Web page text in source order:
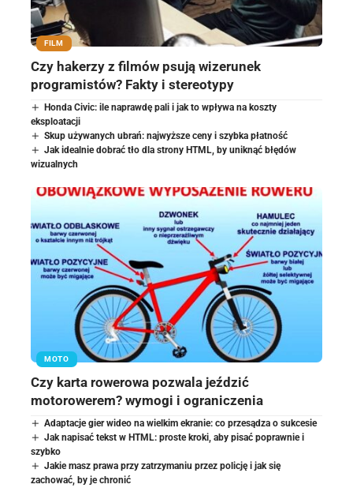
FILM
Czy hakerzy z filmów psują wizerunek
programistów? Fakty i stereotypy
Honda Civic: ile naprawdę pali i jak to wpływa na koszty
eksploatacji
Skup używanych ubrań: najwyższe ceny i szybka płatność
Jak idealnie dobrać tło dla strony HTML, by uniknąć błędów
wizualnych
MOTO
Czy karta rowerowa pozwala jeździć
motorowerem? wymogi i ograniczenia
Adaptacje gier wideo na wielkim ekranie: co przesądza o sukcesie
Jak napisać tekst w HTML: proste kroki, aby pisać poprawnie i
szybko
Jakie masz prawa przy zatrzymaniu przez policję i jak się
zachować, by je chronić